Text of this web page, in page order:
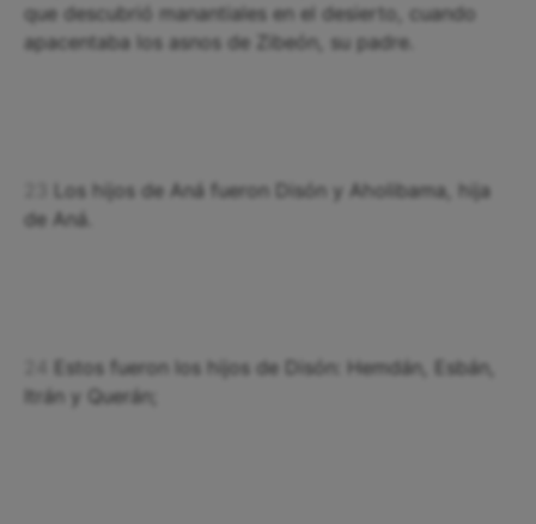
que descubrió manantiales en el desierto, cuando
apacentaba los asnos de Zibeón, su padre.
Los hijos de Aná fueron Disón y Aholibama, hija
de Aná.
Estos fueron los hijos de Disón: Hemdán, Esbán,
Itrán y Querán;